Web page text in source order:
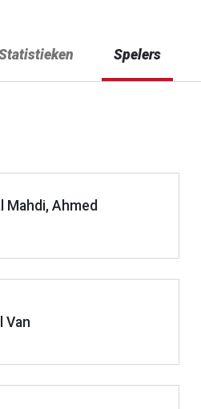
Spelers
Mahdi, Ahmed
Van